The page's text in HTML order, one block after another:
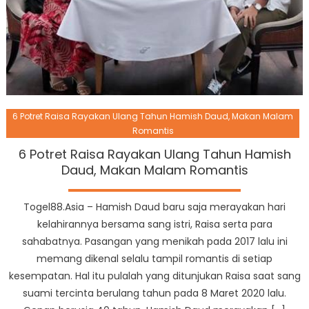
6 Potret Raisa Rayakan Ulang Tahun Hamish Daud, Makan Malam
Romantis
6 Potret Raisa Rayakan Ulang Tahun Hamish
Daud, Makan Malam Romantis
Togel88.Asia – Hamish Daud baru saja merayakan hari
kelahirannya bersama sang istri, Raisa serta para
sahabatnya. Pasangan yang menikah pada 2017 lalu ini
memang dikenal selalu tampil romantis di setiap
kesempatan. Hal itu pulalah yang ditunjukan Raisa saat sang
suami tercinta berulang tahun pada 8 Maret 2020 lalu.